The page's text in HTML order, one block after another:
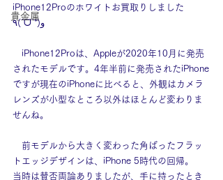
貴金属
iPhone12Proのホワイトお買取りしました
٩(ˊᗜˋ*)و
iPhone12Proは、Appleが2020年10月に発売
されたモデルです。4年半前に発売されたiPhone
ですが現在のiPhoneに比べると、外観はカメラ
レンズが小型なところ以外はほとんど変わりま
せんね。
前モデルから大きく変わった角ばったフラッ
トエッジデザインは、iPhone 5時代の回帰。
当時は賛否両論ありましたが、手に持ったとき